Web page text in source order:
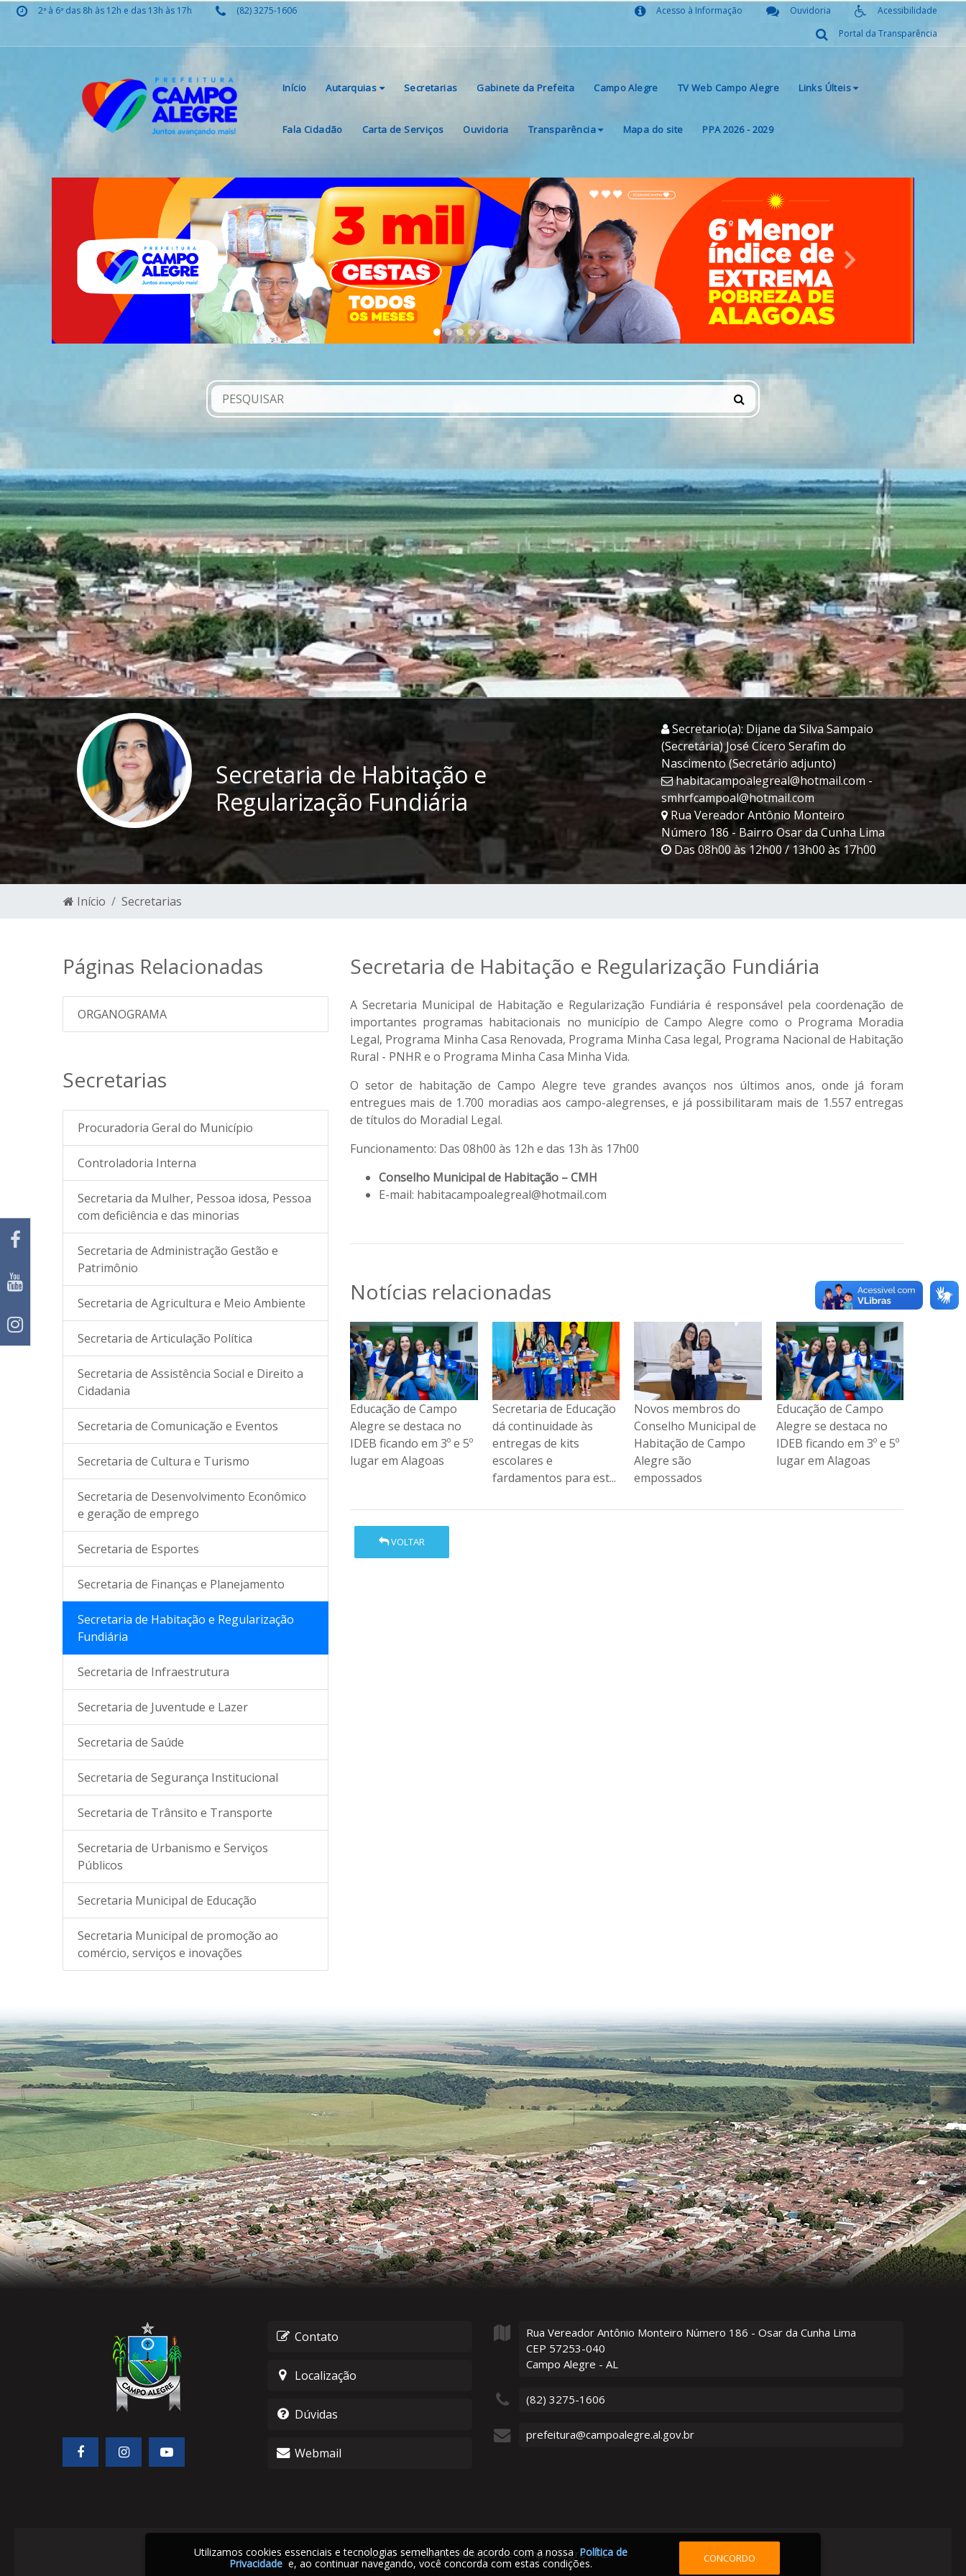
2ª à 6ª das 8h às 12h e das 13h às 17h (82) 3275-1606 Acessibilidade
Ouvidoria
Acesso à Informação
Portal da Transparência
Início Autarquias Secretarias Gabinete da Prefeita Campo Alegre TV Web Campo Alegre Links Últeis
Fala Cidadão Carta de Serviços Ouvidoria Transparência Mapa do site PPA 2026 - 2029
Previous Next
Secretaria de Habitação e
Regularização Fundiária
Secretario(a): Dijane da Silva Sampaio
(Secretária) José Cícero Serafim do
Nascimento (Secretário adjunto)
habitacampoalegreal@hotmail.com -
smhrfcampoal@hotmail.com
Rua Vereador Antônio Monteiro
Número 186 - Bairro Osar da Cunha Lima
Das 08h00 às 12h00 / 13h00 às 17h00
Início Secretarias
Páginas Relacionadas
ORGANOGRAMA
Secretarias
Procuradoria Geral do Município
Controladoria Interna
Secretaria da Mulher, Pessoa idosa, Pessoa
com deficiência e das minorias
Secretaria de Administração Gestão e
Patrimônio
Secretaria de Agricultura e Meio Ambiente
Secretaria de Articulação Política
Secretaria de Assistência Social e Direito a
Cidadania
Secretaria de Comunicação e Eventos
Secretaria de Cultura e Turismo
Secretaria de Desenvolvimento Econômico
e geração de emprego
Secretaria de Esportes
Secretaria de Finanças e Planejamento
Secretaria de Habitação e Regularização
Fundiária
Secretaria de Infraestrutura
Secretaria de Juventude e Lazer
Secretaria de Saúde
Secretaria de Segurança Institucional
Secretaria de Trânsito e Transporte
Secretaria de Urbanismo e Serviços
Públicos
Secretaria Municipal de Educação
Secretaria Municipal de promoção ao
comércio, serviços e inovações
Secretaria de Habitação e Regularização Fundiária
A Secretaria Municipal de Habitação e Regularização Fundiária é responsável pela coordenação de
importantes programas habitacionais no município de Campo Alegre como o Programa Moradia
Legal, Programa Minha Casa Renovada, Programa Minha Casa legal, Programa Nacional de Habitação
Rural - PNHR e o Programa Minha Casa Minha Vida.
O setor de habitação de Campo Alegre teve grandes avanços nos últimos anos, onde já foram
entregues mais de 1.700 moradias aos campo-alegrenses, e já possibilitaram mais de 1.557 entregas
de títulos do Moradial Legal.
Funcionamento: Das 08h00 às 12h e das 13h às 17h00
Conselho Municipal de Habitação – CMH
E-mail: habitacampoalegreal@hotmail.com
Notícias relacionadas
Novos membros do
Conselho Municipal de
Habitação de Campo
Alegre são
empossados
Educação de Campo
Alegre se destaca no
IDEB ficando em 3º e 5º
lugar em Alagoas
Secretaria de Educação
dá continuidade às
entregas de kits
escolares e
Novos membros do
Conselho Municipal de
Habitação de Campo
Alegre são
empossados
Educação de Campo
Alegre se destaca no
IDEB ficando em 3º e 5º
lugar em Alagoas
Secretaria de Educação
dá continuidade às
entregas de kits
escolares e
VOLTAR
Contato
Localização
Dúvidas
Webmail
Rua Vereador Antônio Monteiro Número 186 - Osar da Cunha Lima
CEP 57253-040
Campo Alegre - AL
(82) 3275-1606
prefeitura@campoalegre.al.gov.br
2026 © Prefeitura Municipal de Campo Alegre - AL
Utilizamos cookies essenciais e tecnologias semelhantes de acordo com a nossaPolítica de
Privacidade e, ao continuar navegando, você concorda com estas condições. CONCORDO